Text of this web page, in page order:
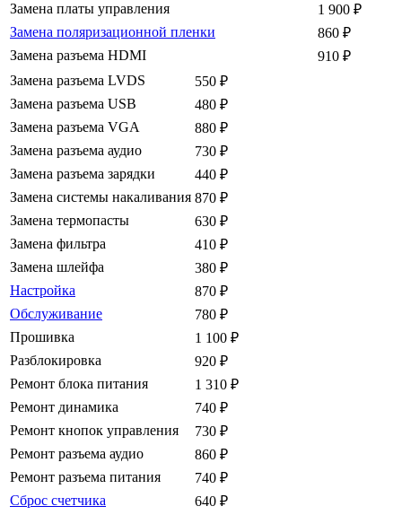
Замена платы управления
1 900 ₽
Замена поляризационной пленки
860 ₽
Замена разъема HDMI
910 ₽
Замена разъема LVDS
550 ₽
Замена разъема USB
480 ₽
Замена разъема VGA
880 ₽
Замена разъема аудио
730 ₽
Замена разъема зарядки
440 ₽
Замена системы накаливания 870 ₽
Замена термопасты
630 ₽
Замена фильтра
410 ₽
Замена шлейфа
380 ₽
Настройка
870 ₽
Обслуживание
780 ₽
Прошивка
1 100 ₽
Разблокировка
920 ₽
Ремонт блока питания
1 310 ₽
Ремонт динамика
740 ₽
Ремонт кнопок управления
730 ₽
Ремонт разъема аудио
860 ₽
Ремонт разъема питания
740 ₽
Сброс счетчика
640 ₽